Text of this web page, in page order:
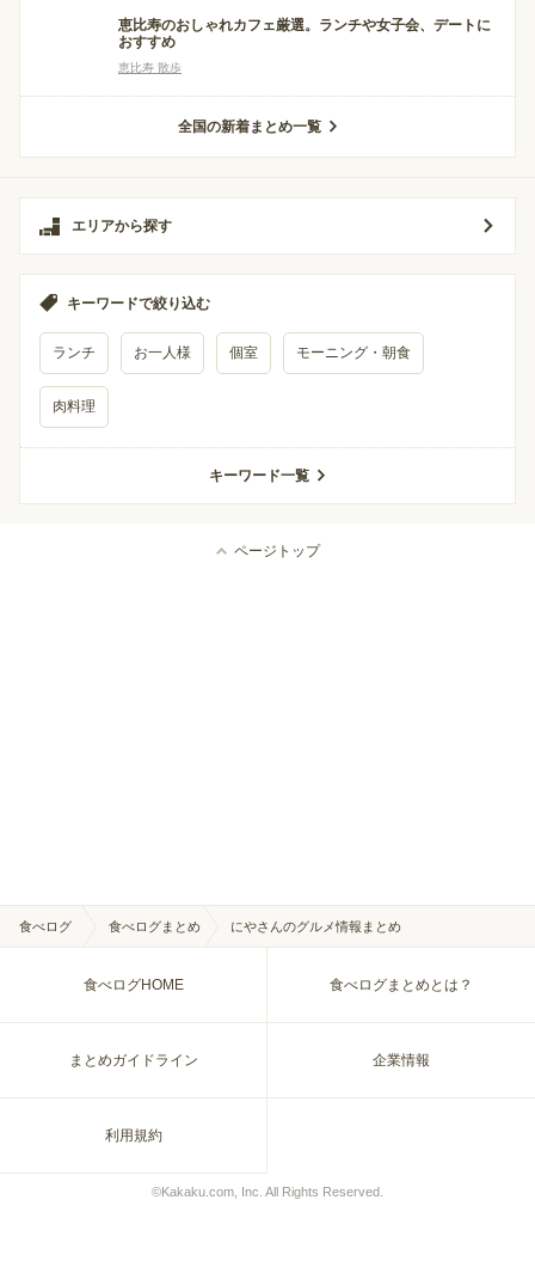
恵比寿のおしゃれカフェ厳選。ランチや女子会、デートに
おすすめ
恵比寿 散歩
全国の新着まとめ一覧
エリアから探す
キーワードで絞り込む
ランチ お一人様 個室 モーニング・朝食
肉料理
キーワード一覧
ページトップ
食べログ 食べログまとめ にやさんのグルメ情報まとめ
食べログHOME 食べログまとめとは？
まとめガイドライン 企業情報
利用規約
©Kakaku.com, Inc. All Rights Reserved.